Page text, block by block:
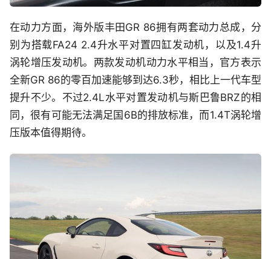
在动力方面，海外版丰田GR 86拥有两套动力总成，分
别为搭载FA24 2.4升水平对置四缸发动机，以及1.4升
涡轮增压发动机。两款发动机动力水平相当，官方表示
全新GR 86的零百加速能够到达6.3秒，相比上一代车型
提升不少。不过2.4L水平对置发动机与斯巴鲁BRZ的相
同，很有可能无法满足国6B的排放标准，而1.4T涡轮增
压版本值得期待。